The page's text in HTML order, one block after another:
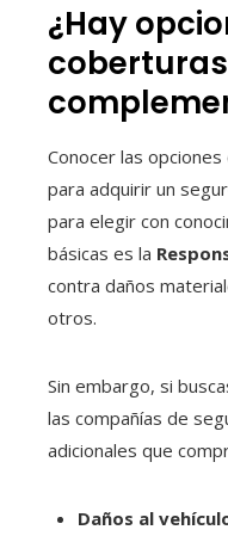
¿Hay
Conocer las
para adquirir un
para elegir con
básicas es la
contra daños
otros.
Sin embargo, si
las compañías de
adicionales que
Daños al